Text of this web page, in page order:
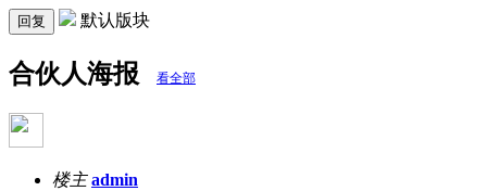
回复 默认版块
合伙人海报 看全部
楼主 admin